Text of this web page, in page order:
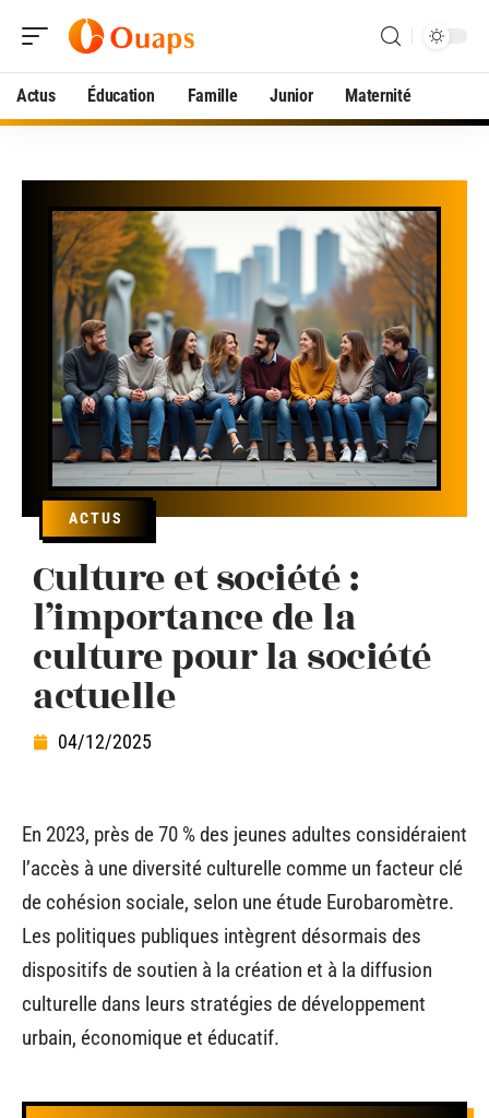
Actus Éducation Famille Junior Maternité
ACTUS
Culture et société :
l’importance de la
culture pour la société
actuelle
04/12/2025
En 2023, près de 70 % des jeunes adultes considéraient
l’accès à une diversité culturelle comme un facteur clé
de cohésion sociale, selon une étude Eurobaromètre.
Les politiques publiques intègrent désormais des
dispositifs de soutien à la création et à la diffusion
culturelle dans leurs stratégies de développement
urbain, économique et éducatif.